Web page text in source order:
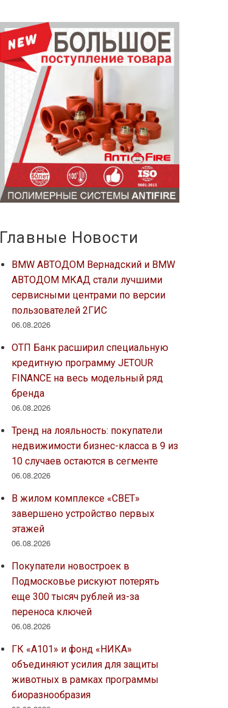
Главные Новости
BMW АВТОДОМ Вернадский и BMW
АВТОДОМ МКАД стали лучшими
сервисными центрами по версии
пользователей 2ГИС
06.08.2026
ОТП Банк расширил специальную
кредитную программу JETOUR
FINANCE на весь модельный ряд
бренда
06.08.2026
Тренд на лояльность: покупатели
недвижимости бизнес-класса в 9 из
10 случаев остаются в сегменте
06.08.2026
В жилом комплексе «СВЕТ»
завершено устройство первых
этажей
06.08.2026
Покупатели новостроек в
Подмосковье рискуют потерять
еще 300 тысяч рублей из-за
переноса ключей
06.08.2026
ГК «А101» и фонд «НИКА»
объединяют усилия для защиты
животных в рамках программы
биоразнообразия